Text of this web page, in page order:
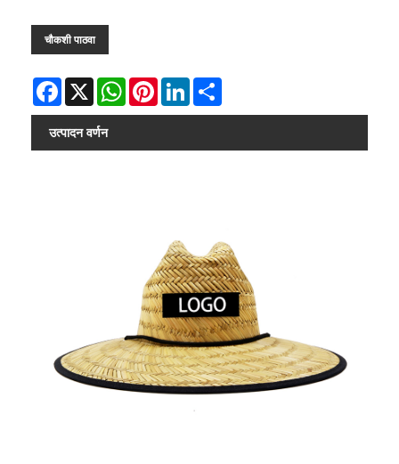
चौकशी पाठवा
Facebook
X WhatsAppPinterestLinkedIn
उत्पादन वर्णन